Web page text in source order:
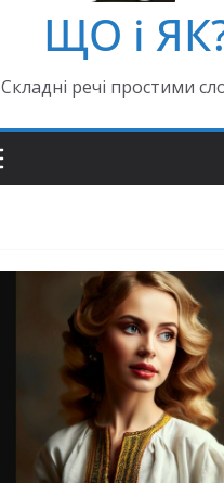
ЩО і
Складні речі простими